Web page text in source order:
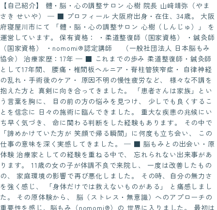
【自己紹介】 體・脳・心の調整サロン 心樹 院長 山﨑靖弥（やま
さき せいや） ─ ■ プロフィール 大阪府出身・在住、34歳。 大阪
府寝屋川市にて 「體・脳・心の調整サロン 心樹（しんじゅ）」 を
運営しています。 保有資格： ・柔道整復師（国家資格） ・鍼灸師
（国家資格） ・nomomi®認定講師 （一般社団法人 日本脳もみ
協会） 治療家歴：17年 ─ ■ これまでの歩み 柔道整復師・鍼灸師
として17年間、 腰痛・椎間板ヘルニア・脊柱管狭窄症・ 自律神経
の乱れ・手術後のケア・ 原因不明の慢性疲労など、 様々な不調を
抱えた方と 真剣に向き合ってきました。 「患者さんは家族」とい
う言葉を胸に、 目の前の方の悩みを見つけ、 少しでも良くするこ
とを信念に 日々の施術に臨んできました。 重大な疾患の兆候にい
ち早く気づき、 命に関わる判断をした経験もあります。 その中で
「諦めかけていた方が 笑顔で帰る瞬間」に何度も立ち会い、 この
仕事の意味を深く実感してきました。 ─ ■ 脳もみとの出会い・原
体験 治療家としての経験を重ねる中で、 忘れられない出来事があ
ります。 11歳の女の子が体調不良で来院し、 一度は改善したもの
の、 家庭環境の影響で再び悪化しました。 その時、自分の無力さ
を強く感じ、 「身体だけでは救えないものがある」 と痛感しまし
た。 その原体験から、 脳（ストレス・無意識）へのアプローチの
重要性を感じ、脳もみ（nomomi®）の 世界に入りました。 最初は